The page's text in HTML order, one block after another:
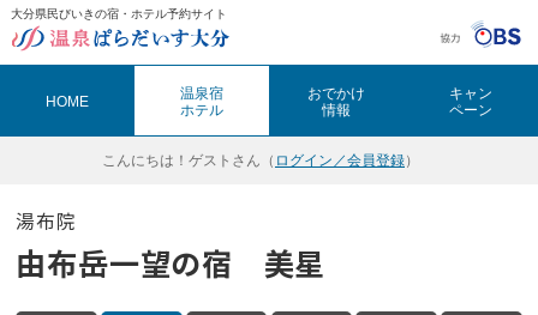
大分県民びいきの宿・ホテル予約サイト
HOME
温泉宿
ホテル
おでかけ
情報
キャン
ペーン
こんにちは！ ゲストさん（ ログイン／会員登録）
湯布院
由布岳一望の宿 美星